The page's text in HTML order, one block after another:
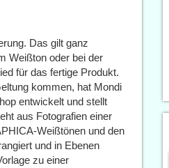
Das gilt ganz
Weißton oder bei der
für das fertige Produkt.
kommen, hat Mondi
entwickelt und stellt
aus Fotografien einer
Weißtönen und den
und in Ebenen
zu einer